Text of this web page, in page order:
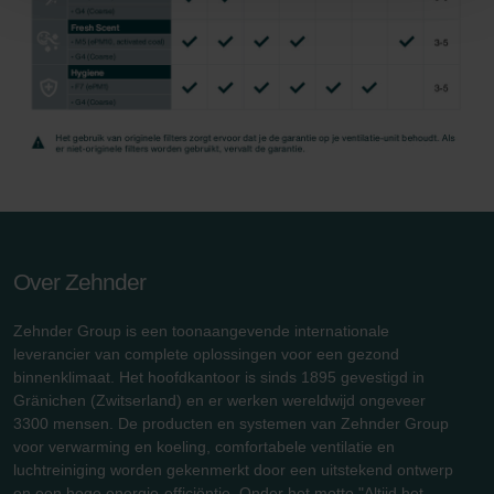
Zehnder Group Nederland bv: Privacyverklaringen
Zehnder Group Sales International: Privacy Policy
Zehnder Group Schweiz AG: Datenschutz
Zehnder Polska Sp. z o.o.: Oświadczenie o ochronie
danych Zehnder
Over Zehnder
Zehnder Group is een toonaangevende internationale
leverancier van complete oplossingen voor een gezond
binnenklimaat. Het hoofdkantoor is sinds 1895 gevestigd in
Gränichen (Zwitserland) en er werken wereldwijd ongeveer
3300 mensen. De producten en systemen van Zehnder Group
voor verwarming en koeling, comfortabele ventilatie en
luchtreiniging worden gekenmerkt door een uitstekend ontwerp